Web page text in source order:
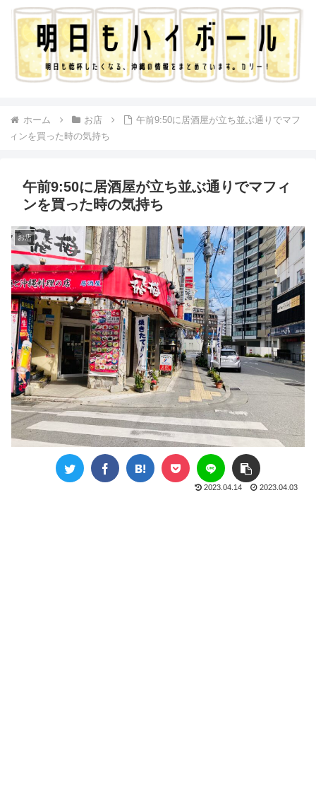
ホーム お店
午前9:50に居酒屋が立ち並ぶ通りでマフ
ィンを買った時の気持ち
午前9:50に居酒屋が立ち並ぶ通りでマフィ
ンを買った時の気持ち
お店
2023.04.14 2023.04.03